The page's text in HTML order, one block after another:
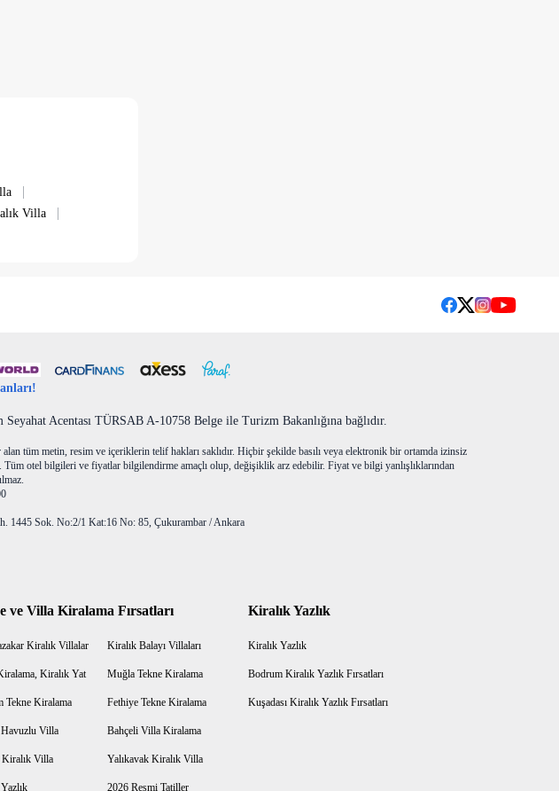
tv ve uydu
|
Villa |
Acentası TÜRSAB A-10758 Belge ile Turizm Bakanlığına bağlıdır.
tüm metin, resim ve içeriklerin telif hakları saklıdır. Hiçbir şekilde basılı veya elektronik bir ortamda izinsiz
Tüm otel bilgileri ve fiyatlar bilgilendirme amaçlı olup, değişiklik arz edebilir. Fiyat ve bilgi yanlışlıklarından
1445 Sok. No:2/1 Kat:16 No: 85, Çukurambar / Ankara
ve Villa Kiralama Fırsatları
Kiralık Villalar Kiralık Balayı Villaları
Kiralık Yat Muğla Tekne Kiralama
Tekne Kiralama Fethiye Tekne Kiralama
Villa Bahçeli Villa Kiralama
Villa Yalıkavak Kiralık Villa
2026 Resmi Tatiller
Kiralık Yazlık
Kiralık Yazlık
Bodrum Kiralık Yazlık Fırsatları
Kuşadası Kiralık Yazlık Fırsatları